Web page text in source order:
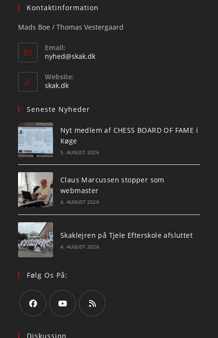
Kontaktinformation
Mads Boe / Thomas Vestergaard
Email:
nyhed@skak.dkOpens
Website:
skak.dk
Seneste Nyheder
Nyt medlem af CHESS BOARD OF FAME i
Køge
5. AUGUST 2026
Claus Marcussen stopper som
webmaster
4. AUGUST 2026
Skaklejren på Tjele Efterskole afsluttet
4. AUGUST 2026
Følg Os På:
in
in
Diskussion